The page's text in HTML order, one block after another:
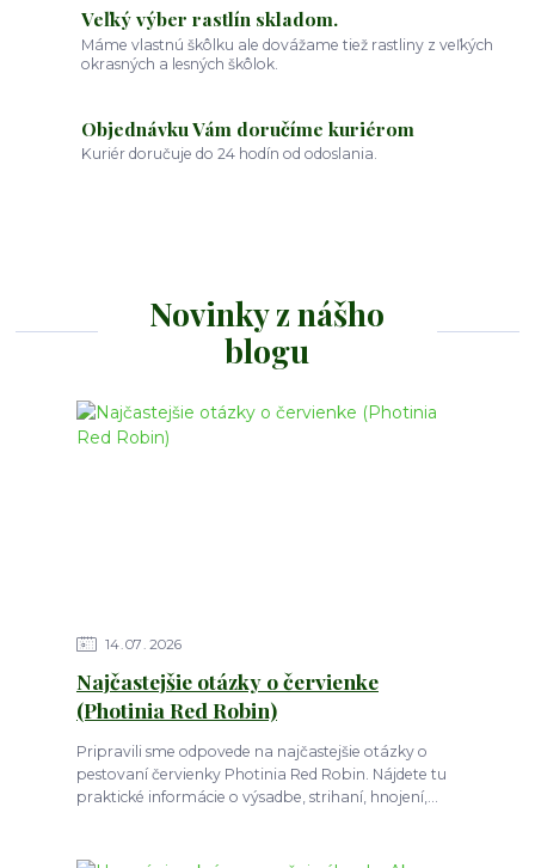
Veľký výber rastlín skladom.
Máme vlastnú škôlku ale dovážame tiež rastliny z veľkých
okrasných a lesných škôlok.
Objednávku Vám doručíme kuriérom
Kuriér doručuje do 24 hodín od odoslania.
Novinky z nášho
blogu
14 07 2026
Najčastejšie otázky o červienke
(Photinia Red Robin)
Pripravili sme odpovede na najčastejšie otázky o
pestovaní červienky Photinia Red Robin. Nájdete tu
praktické informácie o výsadbe, strihaní, hnojení,...